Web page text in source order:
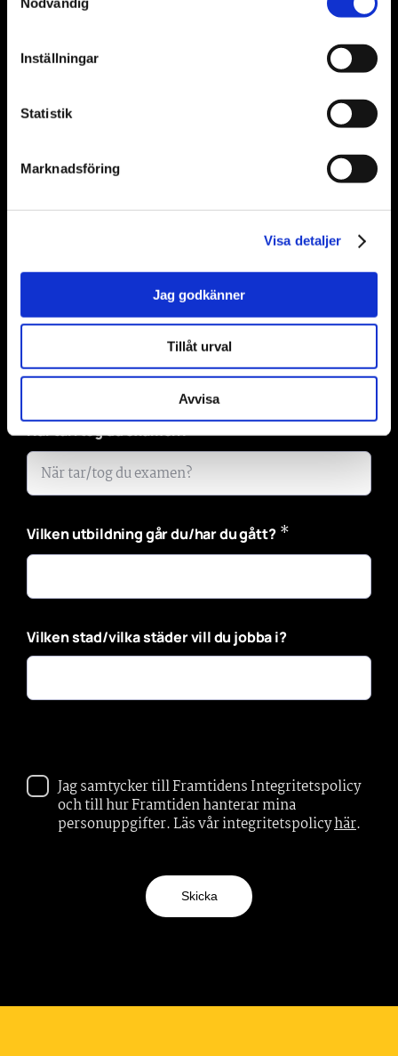
Inställningar
Statistik
Marknadsföring
Visa detaljer
Jag godkänner
Tillåt urval
Avvisa
Telefonnummer
Ort*
När tar/tog du examen?*
Vilken utbildning går du/har du gått? *
Vilken stad/vilka städer vill du jobba i?
Jag samtycker till Framtidens Integritetspolicy
och till hur Framtiden hanterar mina
personuppgifter. Läs vår integritetspolicyhär.
Skicka